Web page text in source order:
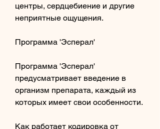
центры, сердцебиение и другие
неприятные ощущения.
Программа 'Эсперал'
Программа 'Эсперал'
предусматривает введение в
организм препарата, каждый из
которых имеет свои особенности.
Как работает кодировка от